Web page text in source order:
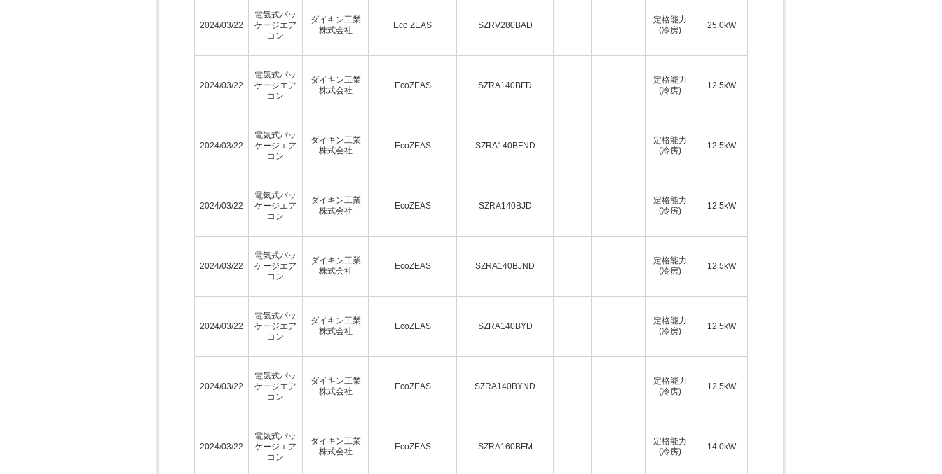
2024/03/22
電気式パッ
ケージエア
コン
ダイキン工業
株式会社
Eco ZEAS SZRV280BAD
定格能力
(冷房)
25.0kW
2024/03/22
電気式パッ
ケージエア
コン
ダイキン工業
株式会社
EcoZEAS SZRA140BFD
定格能力
(冷房)
12.5kW
2024/03/22
電気式パッ
ケージエア
コン
ダイキン工業
株式会社
EcoZEAS SZRA140BFND
定格能力
(冷房)
12.5kW
2024/03/22
電気式パッ
ケージエア
コン
ダイキン工業
株式会社
EcoZEAS SZRA140BJD
定格能力
(冷房)
12.5kW
2024/03/22
電気式パッ
ケージエア
コン
ダイキン工業
株式会社
EcoZEAS SZRA140BJND
定格能力
(冷房)
12.5kW
2024/03/22
電気式パッ
ケージエア
コン
ダイキン工業
株式会社
EcoZEAS SZRA140BYD
定格能力
(冷房)
12.5kW
2024/03/22
電気式パッ
ケージエア
コン
ダイキン工業
株式会社
EcoZEAS SZRA140BYND
定格能力
(冷房)
12.5kW
2024/03/22
電気式パッ
ケージエア
コン
ダイキン工業
株式会社
EcoZEAS SZRA160BFM
定格能力
(冷房)
14.0kW